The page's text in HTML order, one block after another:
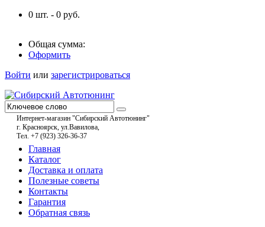
0 шт. - 0 руб.
Общая сумма:
Оформить
Войти или зарегистрироваться
Интернет-магазин "Сибирский Автотюнинг"
г. Красноярск, ул.Вавилова,
Тел. +7 (923) 326-36-37
Главная
Каталог
Доставка и оплата
Полезные советы
Контакты
Гарантия
Обратная связь